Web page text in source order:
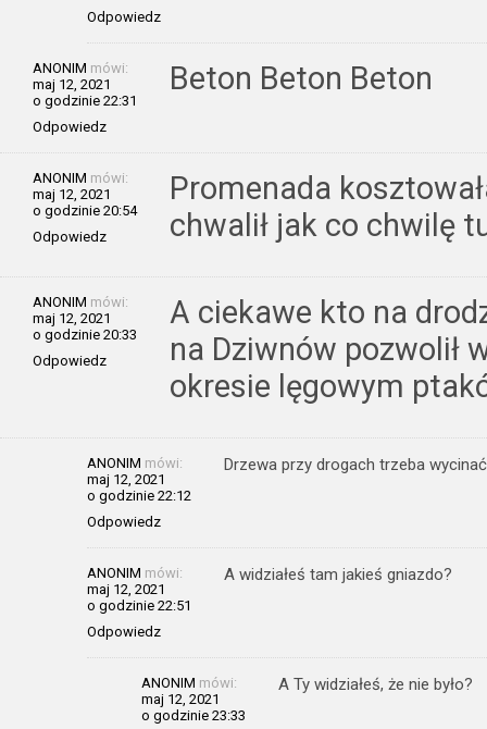
Odpowiedz
ANONIM mówi:
maj 12, 2021
o godzinie 22:31
Odpowiedz
Beton Beton Beton
ANONIM mówi:
maj 12, 2021
o godzinie 20:54
Odpowiedz
Promenada
chwalił jak co chwilę
ANONIM mówi:
maj 12, 2021
o godzinie 20:33
Odpowiedz
A ciekawe kto na
na Dziwnów pozwolił
okresie lęgowym
ANONIM mówi:
maj 12, 2021
o godzinie 22:12
Odpowiedz
Drzewa przy drogach trzeba
ANONIM mówi:
maj 12, 2021
o godzinie 22:51
Odpowiedz
A widziałeś tam jakieś gniazdo?
ANONIM mówi:
maj 12, 2021
o godzinie 23:33
A Ty widziałeś, że nie było?